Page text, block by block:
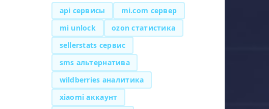
api сервисы
mi.com сервер
mi unlock
ozon статистика
sellerstats сервис
sms альтернатива
wildberries аналитика
xiaomi аккаунт